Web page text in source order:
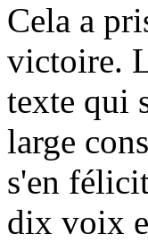
Cela a
victoire.
texte qui
large
s'en
dix voix